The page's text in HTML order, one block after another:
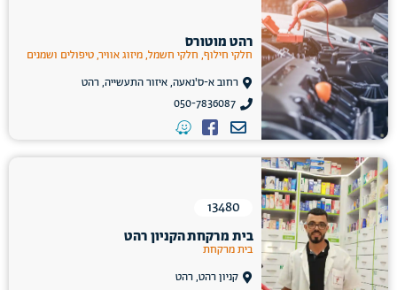
רהט מוטורס
חלקי חילוף, חלקי חשמל, מיזוג אוויר, טיפולים ושמנים
רחוב א-ס'נאעה, איזור התעשייה, רהט
050-7836087
13480
בית מרקחת הקניון רהט
בית מרקחת
קניון רהט, רהט